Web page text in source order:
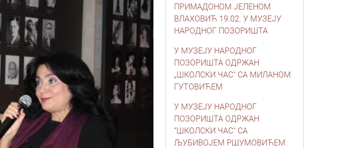
ПРИМАДОНОМ ЈЕЛЕНОМ
ВЛАХОВИЋ 19.02. У МУЗЕЈУ
НАРОДНОГ ПОЗОРИШТА
У МУЗЕЈУ НАРОДНОГ
ПОЗОРИШТА ОДРЖАН
„ШКОЛСКИ ЧАС“ СА МИЛАНОМ
ГУТОВИЋЕМ
У МУЗЕЈУ НАРОДНОГ
ПОЗОРИШТА ОДРЖАН
“ШКОЛСКИ ЧАС“ СА
ЉУБИВОЈЕМ РШУМОВИЋЕМ